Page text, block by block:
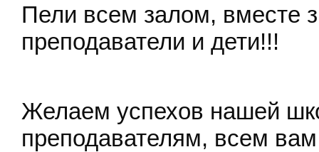
Пели всем залом, вместе
преподаватели и дети!!!
Желаем успехов нашей
преподавателям, всем